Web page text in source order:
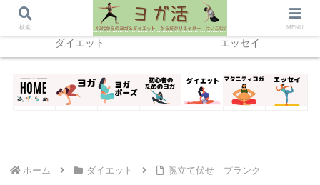
ダイエット エッセイ
ホーム ダイエット 腕立て伏せ プランク
検索 MENU